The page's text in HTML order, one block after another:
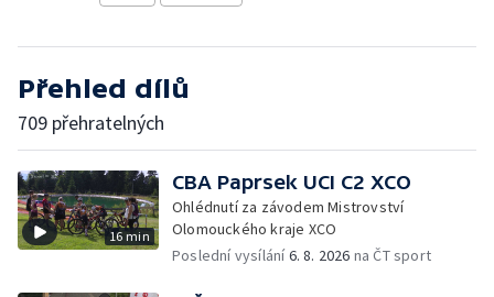
Přehled dílů
709 přehratelných
16 min
CBA Paprsek UCI C2 XCO
Ohlédnutí za závodem Mistrovství
Olomouckého kraje XCO
Poslední vysílání6. 8. 2026 na ČT sport